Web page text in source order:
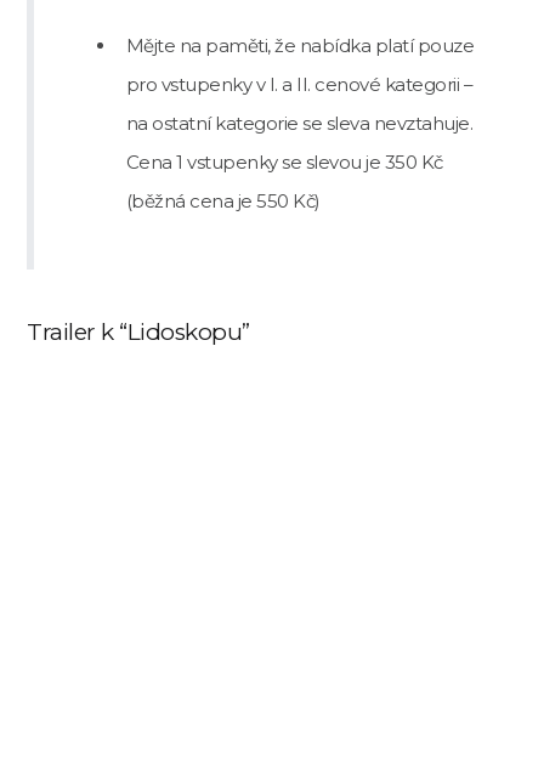
Mějte na paměti, že nabídka platí pouze
pro vstupenky v I. a II. cenové kategorii –
na ostatní kategorie se sleva nevztahuje.
Cena 1 vstupenky se slevou je 350 Kč
(běžná cena je 550 Kč)
Trailer k “Lidoskopu”